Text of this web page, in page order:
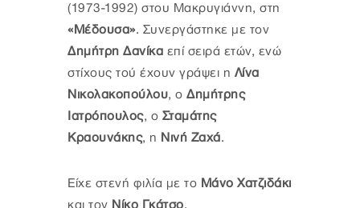
(1973-1992) στου Μακρυγιάννη, στη
«Μέδουσα». Συνεργάστηκε με τον
Δημήτρη Δανίκα επί σειρά ετών, ενώ
στίχους τού έχουν γράψει η Λίνα
Νικολακοπούλου, ο Δημήτρης
Ιατρόπουλος, ο Σταμάτης
Κραουνάκης, η Νινή Ζαχά.
Είχε στενή φιλία με το Μάνο Χατζιδάκι
και τον Νίκο Γκάτσο.